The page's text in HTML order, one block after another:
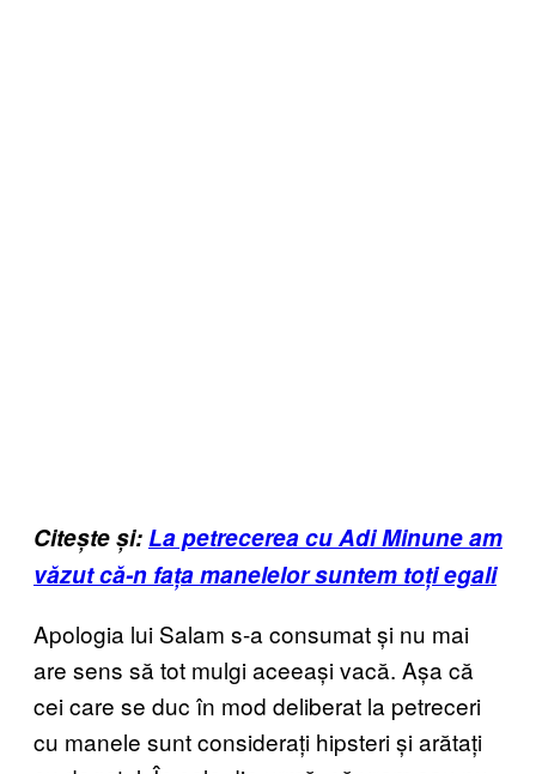
Citește și:La petrecerea cu Adi Minune am
văzut că-n fața manelelor suntem toți egali
Apologia lui Salam s-a consumat și nu mai
are sens să tot mulgi aceeași vacă. Așa că
cei care se duc în mod deliberat la petreceri
cu manele sunt considerați hipsteri și arătați